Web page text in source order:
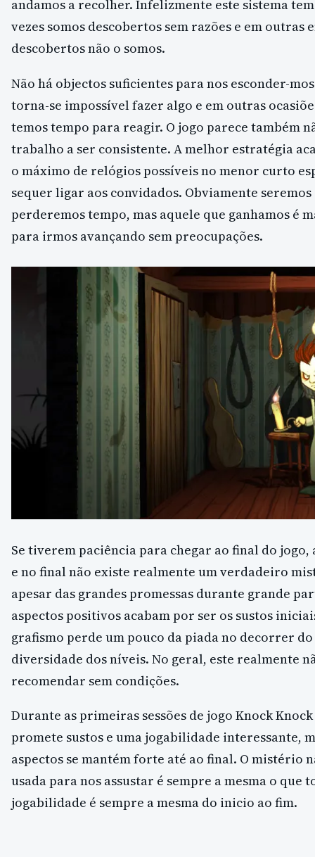
andamos a recolher. Infelizmente este sistema
vezes somos descobertos sem razões e em outras
descobertos não o somos.
Não há objectos suficientes para nos esconder-
torna-se impossível fazer algo e em outras
temos tempo para reagir. O jogo parece também
trabalho a ser consistente. A melhor estratégia
o máximo de relógios possíveis no menor curto
sequer ligar aos convidados. Obviamente
perderemos tempo, mas aquele que ganhamos é
para irmos avançando sem preocupações.
Se tiverem paciência para chegar ao final do jogo,
e no final não existe realmente um verdadeiro
apesar das grandes promessas durante grande
aspectos positivos acabam por ser os sustos
grafismo perde um pouco da piada no decorrer
diversidade dos níveis. No geral, este realmente
recomendar sem condições.
Durante as primeiras sessões de jogo Knock
promete sustos e uma jogabilidade interessante,
aspectos se mantém forte até ao final. O mistério
usada para nos assustar é sempre a mesma o
jogabilidade é sempre a mesma do inicio ao fim.